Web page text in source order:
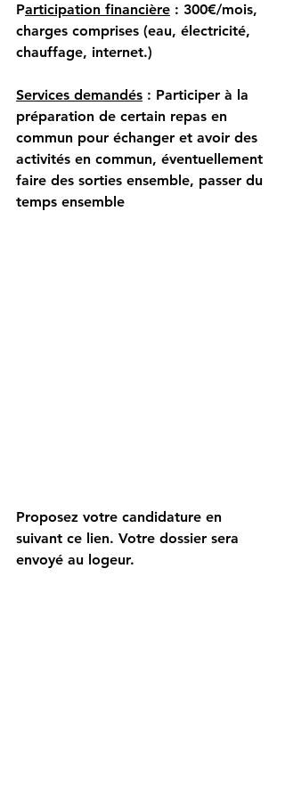
Participation financière : 300€/mois,
charges comprises (eau, électricité,
chauffage, internet.)
Services demandés : Participer à la
préparation de certain repas en
commun pour échanger et avoir des
activités en commun, éventuellement
faire des sorties ensemble, passer du
temps ensemble
Proposez votre candidature en
suivant ce lien. Votre dossier sera
envoyé au logeur.